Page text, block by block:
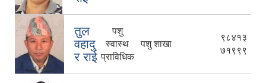
तुल
वहादु
र राई
पशु
स्वास्थ
प्राविधिक
पशु शाखा
९८४१३
७१९९९